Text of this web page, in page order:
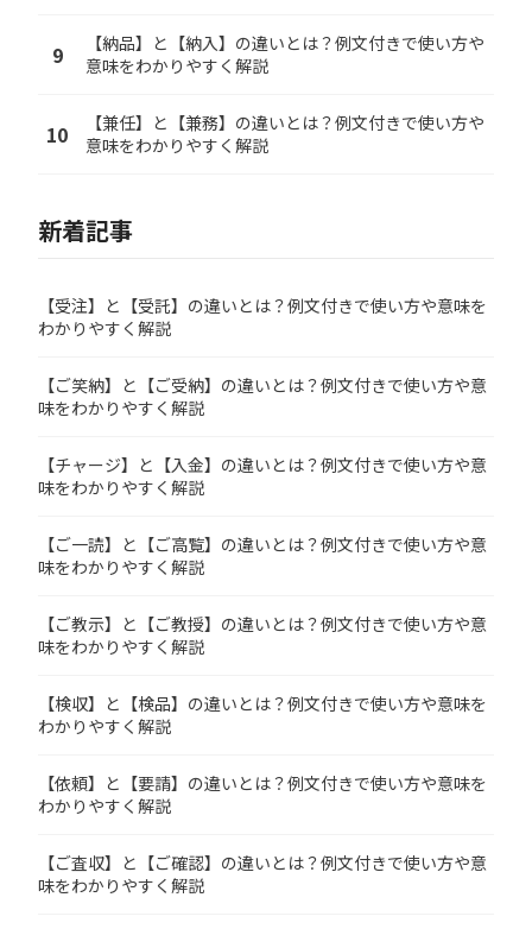
9
【納品】と【納入】の違いとは？例文付きで使い方や
意味をわかりやすく解説
10
【兼任】と【兼務】の違いとは？例文付きで使い方や
意味をわかりやすく解説
新着記事
【受注】と【受託】の違いとは？例文付きで使い方や意味を
わかりやすく解説
【ご笑納】と【ご受納】の違いとは？例文付きで使い方や意
味をわかりやすく解説
【チャージ】と【入金】の違いとは？例文付きで使い方や意
味をわかりやすく解説
【ご一読】と【ご高覧】の違いとは？例文付きで使い方や意
味をわかりやすく解説
【ご教示】と【ご教授】の違いとは？例文付きで使い方や意
味をわかりやすく解説
【検収】と【検品】の違いとは？例文付きで使い方や意味を
わかりやすく解説
【依頼】と【要請】の違いとは？例文付きで使い方や意味を
わかりやすく解説
【ご査収】と【ご確認】の違いとは？例文付きで使い方や意
味をわかりやすく解説